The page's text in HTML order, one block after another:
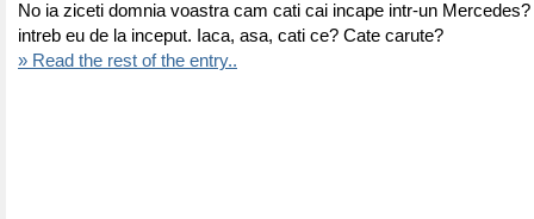
No ia ziceti domnia voastra cam cati cai incape intr-un
intreb eu de la inceput. Iaca, asa, cati ce? Cate carute?
» Read the rest of the entry..